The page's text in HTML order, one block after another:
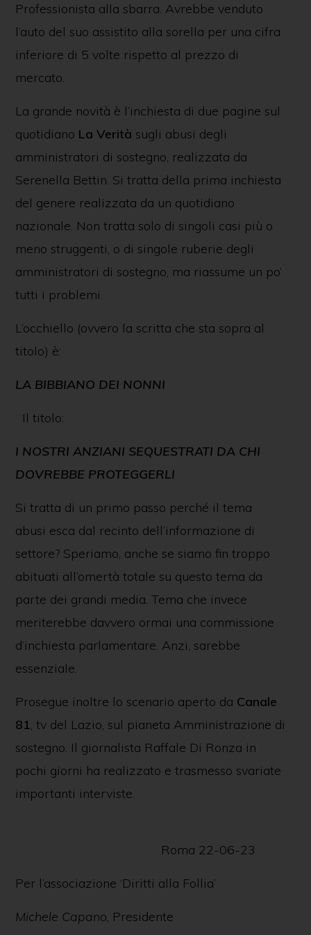
Professionista alla sbarra. Avrebbe venduto
l’auto del suo assistito alla sorella per una cifra
inferiore di 5 volte rispetto al prezzo di
mercato.
La grande novità è l’inchiesta di due pagine sul
quotidiano La Verità sugli abusi degli
amministratori di sostegno, realizzata da
Serenella Bettin. Si tratta della prima inchiesta
del genere realizzata da un quotidiano
nazionale. Non tratta solo di singoli casi più o
meno struggenti, o di singole ruberie degli
amministratori di sostegno, ma riassume un po’
tutti i problemi.
L’occhiello (ovvero la scritta che sta sopra al
titolo) è:
LA BIBBIANO DEI NONNI
Il titolo:
I NOSTRI ANZIANI SEQUESTRATI DA CHI
DOVREBBE PROTEGGERLI
Si tratta di un primo passo perché il tema
abusi esca dal recinto dell’informazione di
settore? Speriamo, anche se siamo fin troppo
abituati all’omertà totale su questo tema da
parte dei grandi media. Tema che invece
meriterebbe davvero ormai una commissione
d’inchiesta parlamentare. Anzi, sarebbe
essenziale.
Prosegue inoltre lo scenario aperto da Canale
81, tv del Lazio, sul pianeta Amministrazione di
sostegno. Il giornalista Raffale Di Ronza in
pochi giorni ha realizzato e trasmesso svariate
importanti interviste.
Roma 22-06-23
Per l’associazione ‘Diritti alla Follia’
Michele Capano, Presidente